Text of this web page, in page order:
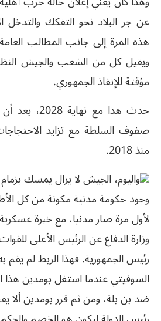
عن جر البلاد نحو التفكك
هذه المرة إلى جانب المطالب
ويقيل كل من الشعب والجيش
مؤقتة للإنقاذ الجمهوري.
حدث هذا مع
صفوف السلطة مع تزايد
منذ 2018.
واليوم، الجيش لا يزال يمسك بزمام
وجود حكومة مدنية مكونة من كل
لأول مرة صار مدنيا، مع خبرة
وزارة الدفاع عن الرئيس الأعلى
رئيس الجمهورية. فهذا الربط لم يقم
السوفيتي عندما استغل بومدين هذا
ضد بن بلة، ومن ثم قرر بومدين ألا